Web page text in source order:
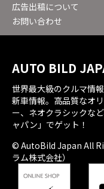
広告出稿について
お問い合わせ
AUTO BILD
世界最大級のクルマ情
新車情報。高品質なオ
ー、ネオクラシックな
ャパン」でゲット！
© AutoBild Japan All
ラム株式会社）